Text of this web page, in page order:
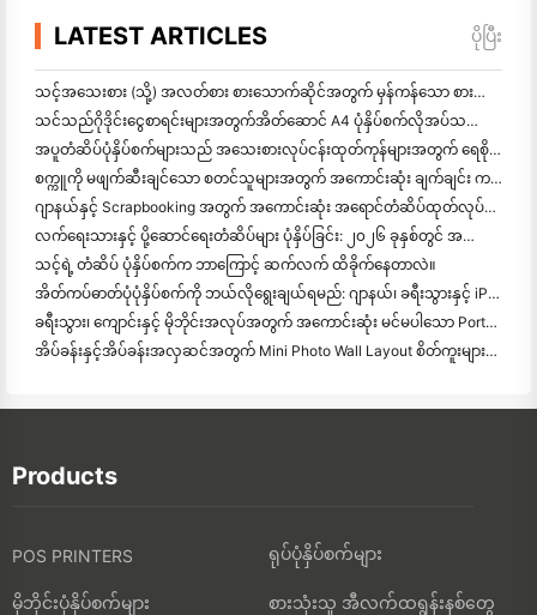
LATEST ARTICLES ပိုပြီး
သင့်အသေးစား (သို့) အလတ်စား စားသောက်ဆိုင်အတွက် မှန်ကန်သော စားသောက်ဆိုင် ဆော့ဝဲလ်ကို ဘယ်လိုရွေ
သင်သည်ဂိုဒိုင်းငွေစာရင်းများအတွက်အိတ်ဆောင် A4 ပုံနှိပ်စက်လိုအပ်သလား? တကယ်တော့ အလုပ်လုပ်တာက ဘာလဲ။
အပူတံဆိပ်ပုံနှိပ်စက်များသည် အသေးစားလုပ်ငန်းထုတ်ကုန်များအတွက် ရေစိုခံတံဆိပ်များကို ထုတ်လုပ
စက္ကူကို မဖျက်ဆီးချင်သော စတင်သူများအတွက် အကောင်းဆုံး ချက်ချင်း ကင်မရာ
ဂျာနယ်နှင့် Scrapbooking အတွက် အကောင်းဆုံး အရောင်တံဆိပ်ထုတ်လုပ်သူ: စာမျက်နှာတိုင်းတွင် အရောင်ပိုထ
လက်ရေးသားနှင့် ပို့ဆောင်ရေးတံဆိပ်များ ပုံနှိပ်ခြင်း: ၂၀၂၆ ခုနှစ်တွင် အသေးစားလုပ်ငန်းများအတွက် အကြံပေးချက်များ
သင့်ရဲ့ တံဆိပ် ပုံနှိပ်စက်က ဘာကြောင့် ဆက်လက် ထိခိုက်နေတာလဲ။
အိတ်ကပ်ဓာတ်ပုံပုံနှိပ်စက်ကို ဘယ်လိုရွေးချယ်ရမည်: ဂျာနယ်၊ ခရီးသွားနှင့် iPhone အသုံးပြုသူများအတွက် အပြည့်အဝ
ခရီးသွား၊ ကျောင်းနှင့် မိုဘိုင်းအလုပ်အတွက် အကောင်းဆုံး မင်မပါသော Portable Printer: Hanin MT620 Pro Review
အိပ်ခန်းနှင့်အိပ်ခန်းအလှဆင်အတွက် Mini Photo Wall Layout စိတ်ကူးများနှင့်အကြံပေးချက်များ
Products
POS PRINTERS ရုပ်ပုံနှိပ်စက်များ
မိုဘိုင်းပုံနှိပ်စက်များ စားသုံးသူ အီလက်ထရွန်းနစ်တွေ